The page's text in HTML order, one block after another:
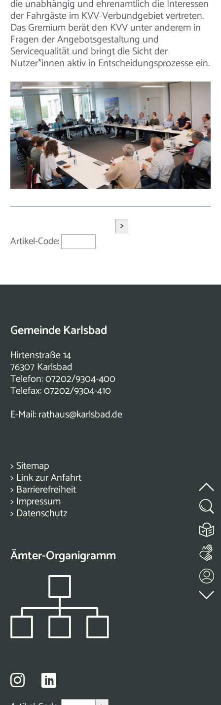
die unabhängig und ehrenamtlich die Interessen
der Fahrgäste im KVV-Verbundgebiet vertreten.
Das Gremium berät den KVV unter anderem in
Fragen der Angebotsgestaltung und
Servicequalität und bringt die Sicht der
Nutzer*innen aktiv in Entscheidungsprozesse ein.
Artikel-Code:
>
Gemeinde Karlsbad
Hirtenstraße 14
76307 Karlsbad
Telefon: 07202/9304-400
Telefax: 07202/9304-410
E-Mail:rathaus@karlsbad.de
> Sitemap
> Link zur Anfahrt
> Barrierefreiheit
> Impressum
> Datenschutz
Ämter-Organigramm